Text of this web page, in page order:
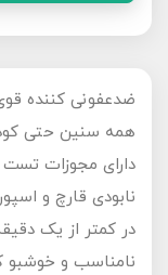
ضدعفونی کننده
همه سنین حتی
دارای مجوزات تست
نابودی قارچ و
در کمتر از یک
نامناسب و خوشبو